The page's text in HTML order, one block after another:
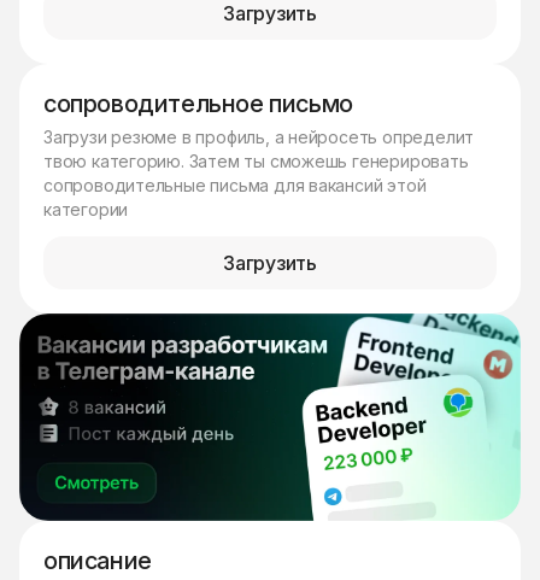
Загрузить
сопроводительное письмо
Загрузи резюме в профиль, а нейросеть определит
твою категорию. Затем ты сможешь генерировать
сопроводительные письма для вакансий этой
категории
Загрузить
описание